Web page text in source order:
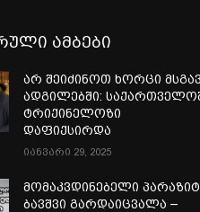
ამბები
არ შეიძინოთ ხორცი
ადგილებში:
ტრიქინელოზი
დაფიქსირდა
იანვარი 29, 2025
მომაკვდინებელი
ბავშვი გარდაიცვალა –